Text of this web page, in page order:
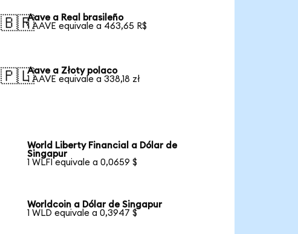
🇧🇷Aave a Real brasileño
1 AAVE equivale a 463,65 R$
🇵🇱Aave a Złoty polaco
1 AAVE equivale a 338,18 zł
World Liberty Financial a Dólar de
Singapur
1 WLFI equivale a 0,0659 $
Worldcoin a Dólar de Singapur
1 WLD equivale a 0,3947 $